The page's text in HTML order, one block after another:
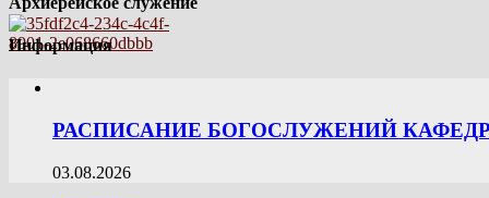
Информация
РАСПИСАНИЕ БОГОСЛУЖЕНИЙ
03.08.2026